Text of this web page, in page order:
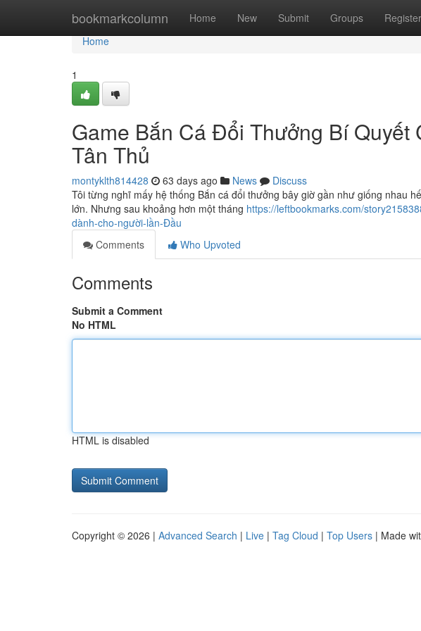
bookmarkcolumn Home New Submit Groups Register
Home
Home
1
Game Bắn Cá Đổi Thưởng Bí Quyết
Tân Thủ
montyklth814428 63 days ago News
Discuss
Tôi từng nghĩ mấy hệ thống Bắn cá đổi thưởng bây giờ gần như giống nhau
lớn. Nhưng sau khoảng hơn một tháng https://leftbookmarks.com/
dành-cho-người-lần-Đầu
Comments
Who Upvoted
Comments
Submit a Comment
No HTML
HTML is disabled
Copyright © 2026 | Advanced Search | Live | Tag Cloud | Top Users | Made